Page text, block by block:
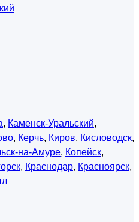
, Каменск-Уральский,
, Керчь, Киров, Кисловодск,
на-Амуре, Копейск,
, Краснодар, Красноярск,